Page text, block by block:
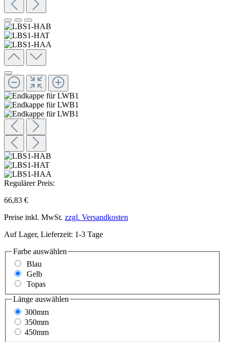
Regulärer Preis:
66,83 €
Preise inkl. MwSt. zzgl. Versandkosten
Auf Lager, Lieferzeit: 1-3 Tage
Farbe auswählen
Blau
Gelb
Topas
Länge auswählen
300mm
350mm
450mm